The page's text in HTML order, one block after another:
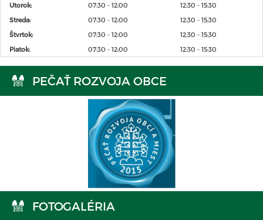
Utorok:
07:30 - 12:00
12:30 - 15:30
Streda:
07:30 - 12:00
12:30 - 15:30
Štvrtok:
07:30 - 12:00
12:30 - 15:30
Piatok:
07:30 - 12:00 12:30 - 15:30
PEČAŤ ROZVOJA OBCE
FOTOGALÉRIA